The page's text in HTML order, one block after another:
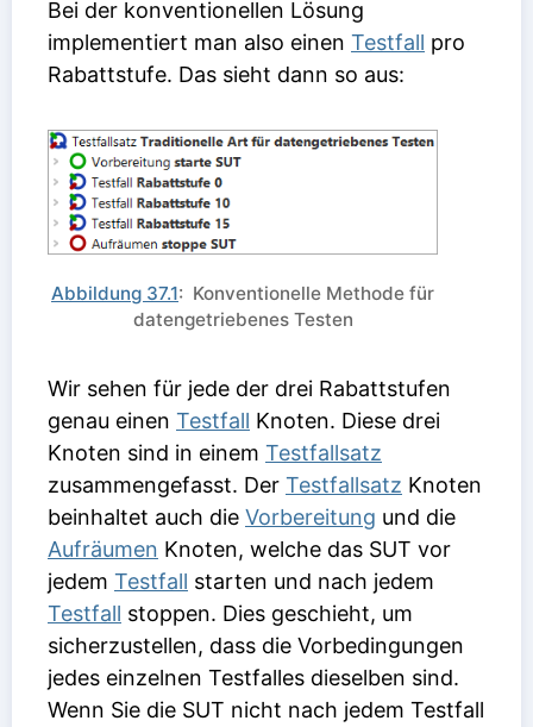
Bei der konventionellen Lösung
implementiert man also einen Testfall pro
Rabattstufe. Das sieht dann so aus:
Abbildung 37.1: Konventionelle Methode für
datengetriebenes Testen
Wir sehen für jede der drei Rabattstufen
genau einen Testfall Knoten. Diese drei
Knoten sind in einem Testfallsatz
zusammengefasst. Der Testfallsatz Knoten
beinhaltet auch die Vorbereitung und die
Aufräumen Knoten, welche das SUT vor
jedem Testfall starten und nach jedem
Testfall stoppen. Dies geschieht, um
sicherzustellen, dass die Vorbedingungen
jedes einzelnen Testfalles dieselben sind.
Wenn Sie die SUT nicht nach jedem Testfall